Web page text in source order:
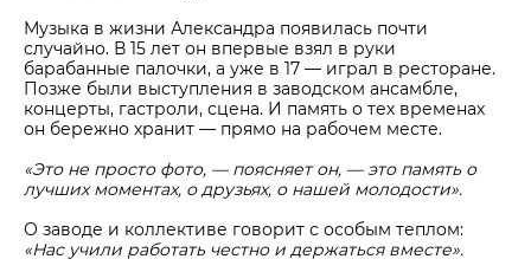
Музыка в жизни Александра появилась почти
случайно. В 15 лет он впервые взял в руки
барабанные палочки, а уже в 17 — играл в ресторане.
Позже были выступления в заводском ансамбле,
концерты, гастроли, сцена. И память о тех временах
он бережно хранит — прямо на рабочем месте.
«Это не просто фото, — поясняет он, — это память о
лучших моментах, о друзьях, о нашей молодости».
О заводе и коллективе говорит с особым теплом:
«Нас учили работать честно и держаться вместе».